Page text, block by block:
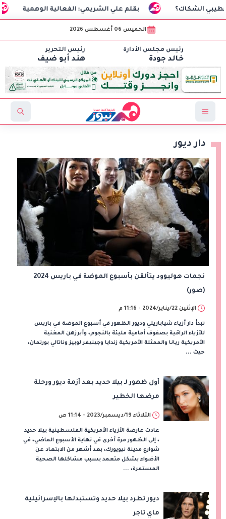
بقلم علي الشريمي: الفعالية الوهمية
الخميس 06 أغسطس 2026
رئيس مجلس الأدارة
خالد جودة
رئيس التحرير
هند أبو ضيف
دار ديور
نجمات هوليوود يتألقن بأسبوع الموضة في باريس 2024
(صور)
الإثنين 22/يناير/2024 - 11:16 م
تبدأ دار أزياء شياباريلي وديور الظهور في أسبوع الموضة في باريس
للأزياء الراقية بصفوف أمامية مليئة بالنجوم، وأبرزهن المغنية
الأمريكية ريانا والممثلة الأمريكية زندايا وجينيفر لوبيز وناتالي بورتمان،
حيث ...
أول ظهور لـ بيلا حديد بعد أزمة ديور ورحلة
مرضها الخطير
الثلاثاء 19/ديسمبر/2023 - 11:14 ص
عادت عارضة الأزياء الأمريكية الفلسطينية بيلا حديد
، إلى الظهور مرة أخرى في نهاية الأسبوع الماضي، في
شوارع مدينة نيويورك، بعد أشهر من الابتعاد عن
الأضواء بشكل متعمد بسبب مشاكلها الصحية
المستمرة، ...
ديور تطرد بيلا حديد وتستبدلها بالإسرائيلية
ماي تاجر